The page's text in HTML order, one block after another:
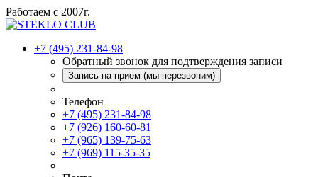
Работаем с 2007г.
+7 (495) 231-84-98
Обратный звонок для подтверждения записи
Запись на прием (мы перезвоним)
Телефон
+7 (495) 231-84-98
+7 (926) 160-60-81
+7 (965) 139-75-63
+7 (969) 115-35-35